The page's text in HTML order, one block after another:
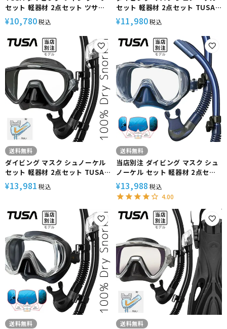
セット 軽器材 2点セット ツサ
sf0113 リブレーター テン
DB0204 ストラップフィン ダイ
ビングブーツ シュノーケリング
スキンダイビング スキューバダ
イビング【sf0113-db0204】
¥10,780税込
セット 軽器材 2点セット TUSA
ツサ M19 visio uno ヴィジオウ
ノ ダイビングマスク スノーケル
シュノーケリングセット スキュ
ーバダイビング ドライシュノー
ケル 【m19-sp170】
¥11,980税込
送料無料
ダイビング マスク シュノーケル
セット 軽器材 2点セット TUSA
ツサ M19 visio ヴィジオ ダイビ
ングマスク スノーケル シュノー
ビング ドライシュノーケル
【m19-sp0101】
¥13,981 税込
送料無料
当店別注 ダイビング マスク シュ
ノーケル セット 軽器材 2点セッ
ト TUSA ツサ スキューバダイビ
ング ダイビングマスク スノーケ
ル 【m3001-sp170】
¥13,988 税込
4.00
送料無料 送料無料